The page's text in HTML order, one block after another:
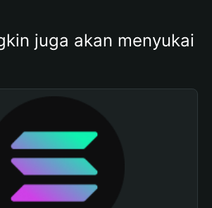
juga akan menyukai